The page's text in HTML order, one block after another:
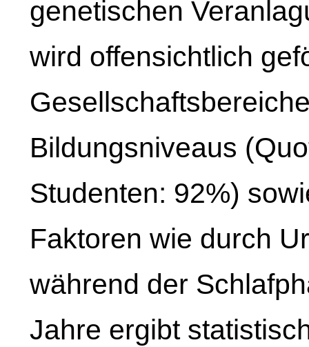
genetischen
wird offensichtlich
Bildungsniveaus
Studenten: 92%)
Faktoren wie durch
während der
Jahre ergibt